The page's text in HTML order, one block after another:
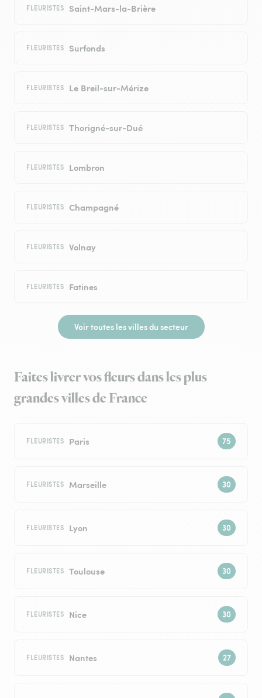
FLEURISTES Saint-Mars-la-Brière
FLEURISTES Surfonds
FLEURISTES Le Breil-sur-Mérize
FLEURISTES Thorigné-sur-Dué
FLEURISTES Lombron
FLEURISTES Champagné
FLEURISTES Volnay
FLEURISTES Fatines
Voir toutes les villes du secteur
Faites livrer vos fleurs dans les plus
grandes villes de France
FLEURISTES Paris
FLEURISTES Marseille
FLEURISTES Lyon
FLEURISTES Toulouse
FLEURISTES Nice
FLEURISTES Nantes